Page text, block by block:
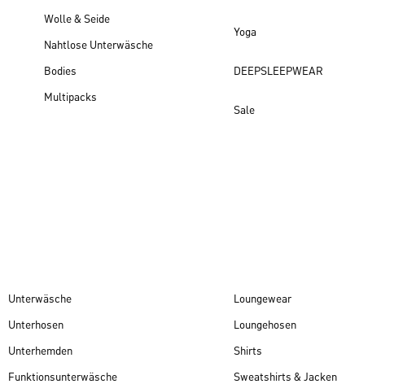
Wolle & Seide
Nahtlose Unterwäsche
Bodies
Multipacks
Yoga
DEEPSLEEPWEAR
Sale
Unterwäsche
Unterhosen
Unterhemden
Funktionsunterwäsche
Loungewear
Loungehosen
Shirts
Sweatshirts & Jacken